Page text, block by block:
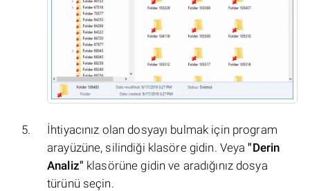
İhtiyacınız olan dosyayı bulmak için program
arayüzüne, silindiği klasöre gidin. Veya"Derin
Analiz" klasörüne gidin ve aradığınız dosya
türünü seçin.